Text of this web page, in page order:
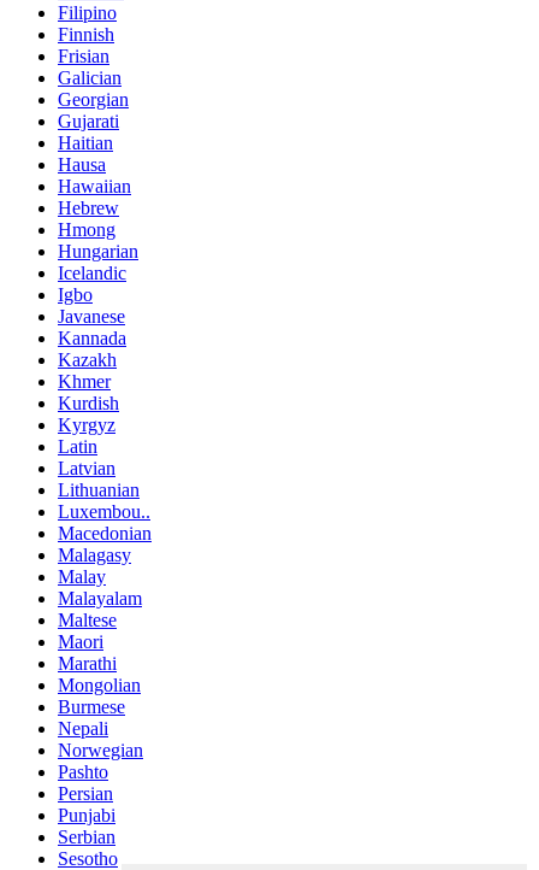
Filipino
Finnish
Frisian
Galician
Georgian
Gujarati
Haitian
Hausa
Hawaiian
Hebrew
Hmong
Hungarian
Icelandic
Igbo
Javanese
Kannada
Kazakh
Khmer
Kurdish
Kyrgyz
Latin
Latvian
Lithuanian
Luxembou..
Macedonian
Malagasy
Malay
Malayalam
Maltese
Maori
Marathi
Mongolian
Burmese
Nepali
Norwegian
Pashto
Persian
Punjabi
Serbian
Sesotho